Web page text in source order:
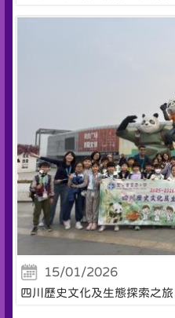
15/01/2026
四川歷史文化及生態探索之旅